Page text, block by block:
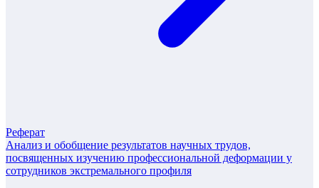
Реферат
Анализ и обобщение результатов научных трудов,
посвященных изучению профессиональной деформации у
сотрудников экстремального профиля